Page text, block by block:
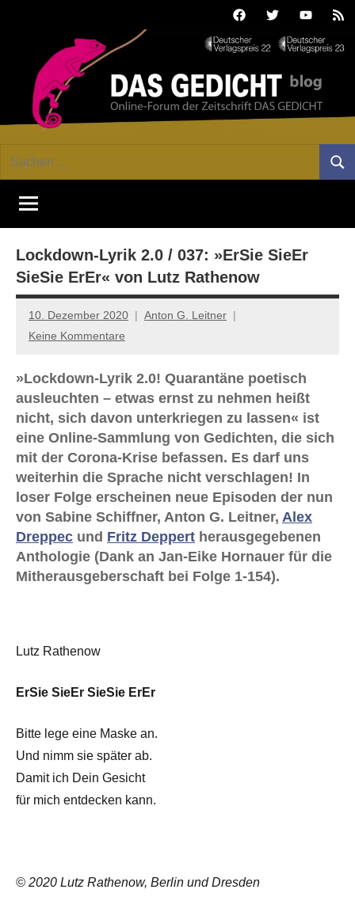
FacebookTwitterYoutube
GEDICHT
blog
Forum
von
DAS
Lyrik,
Essay
Suchen
Lockdown-Lyrik 2.0 / 037: »ErSie SieEr
SieSie ErEr« von Lutz Rathenow
10. Dezember 2020
Anton G. Leitner
Keine Kommentare
»Lockdown-Lyrik 2.0! Quarantäne poetisch
ausleuchten – etwas ernst zu nehmen heißt
nicht, sich davon unterkriegen zu lassen« ist
eine Online-Sammlung von Gedichten, die sich
mit der Corona-Krise befassen. Es darf uns
weiterhin die Sprache nicht verschlagen! In
loser Folge erscheinen neue Episoden der nun
von Sabine Schiffner, Anton G. Leitner, Alex
Dreppec und Fritz Deppert herausgegebenen
Anthologie (Dank an Jan-Eike Hornauer für die
Mitherausgeberschaft bei Folge 1-154).
Lutz Rathenow
ErSie SieEr SieSie ErEr
Bitte lege eine Maske an.
Und nimm sie später ab.
Damit ich Dein Gesicht
für mich entdecken kann.
© 2020 Lutz Rathenow, Berlin und Dresden